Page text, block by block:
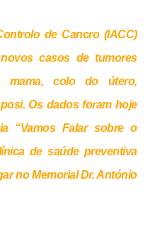
de Cancro (IACC)
casos de tumores
mama, colo do útero,
Os dados foram hoje
“Vamos Falar sobre o
de saúde preventiva
no Memorial Dr. António